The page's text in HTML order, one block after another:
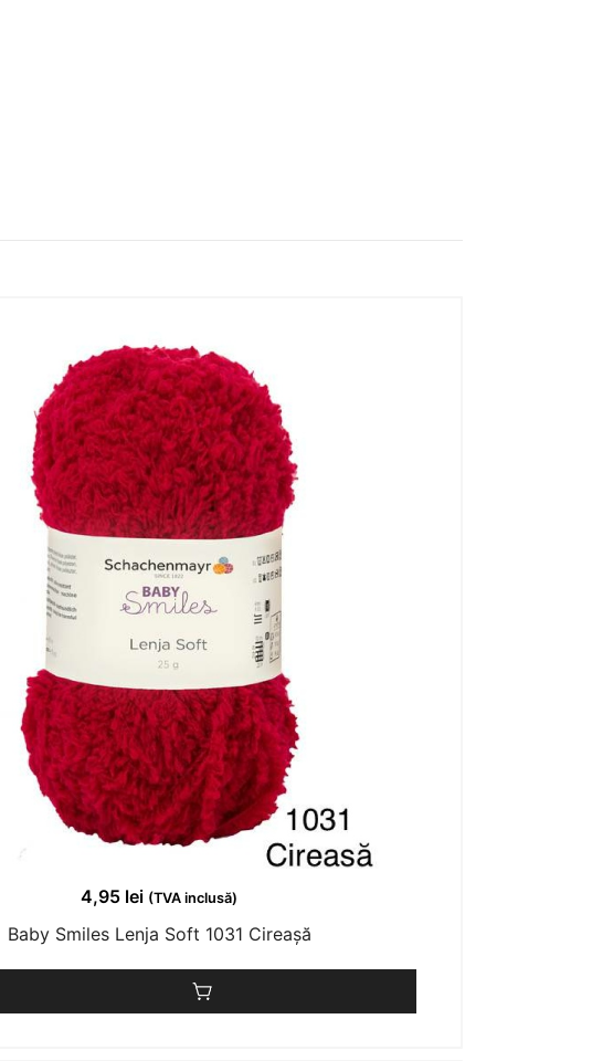
4,95 lei (TVA inclusă)
Baby Smiles Lenja Soft 1031 Cireașă